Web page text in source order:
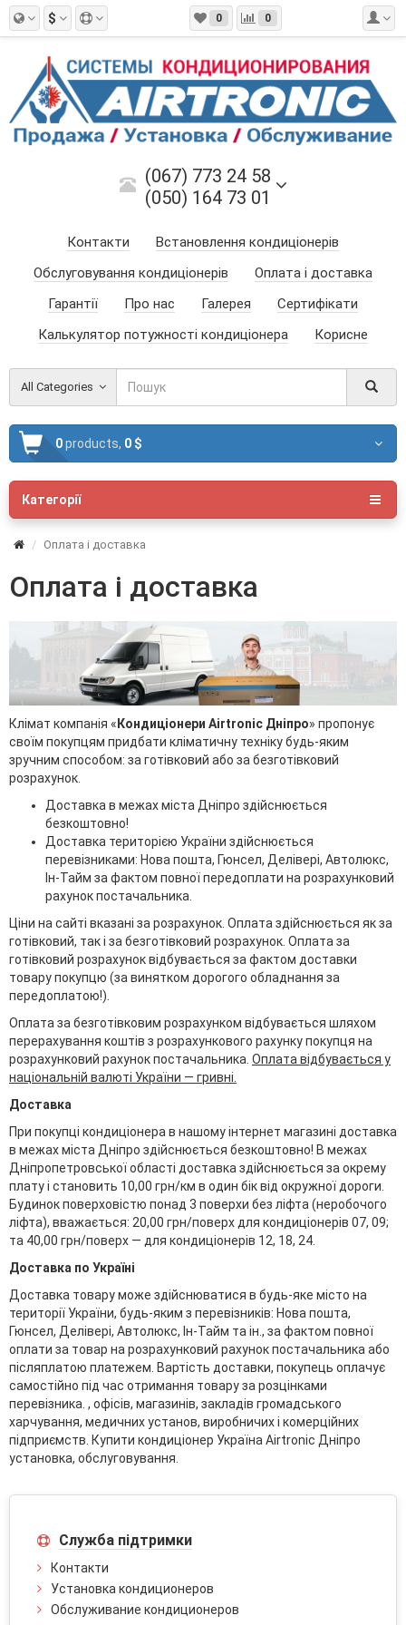
$ 0 0
(067) 773 24 58
(050) 164 73 01
Контакти
Встановлення кондиціонерів
Обслуговування кондиціонерів
Оплата і доставка
Гарантії
Про нас Галерея
Сертифікати
Калькулятор потужності кондиціонера
Корисне
All Categories
0products, 0 $
Категорії
Оплата і доставка
Оплата і доставка
Клімат компанія « Кондиціонери Airtronic Дніпро» пропонує
своїм покупцям придбати кліматичну техніку будь-яким
зручним способом: за готівковий або за безготівковий
розрахунок.
Доставка в межах міста Дніпро здійснюється
безкоштовно!
Доставка територією України здійснюється
перевізниками: Нова пошта, Гюнсел, Делівері, Автолюкс,
Ін-Тайм за фактом повної передоплати на розрахунковий
рахунок постачальника.
Ціни на сайті вказані за розрахунок. Оплата здійснюється як за
готівковий, так і за безготівковий розрахунок. Оплата за
готівковий розрахунок відбувається за фактом доставки
товару покупцю (за винятком дорогого обладнання за
передоплатою!).
Оплата за безготівковим розрахунком відбувається шляхом
перерахування коштів з розрахункового рахунку покупця на
розрахунковий рахунок постачальника. Оплата відбувається у
національній валюті України — гривні.
Доставка
При покупці кондиціонера в нашому інтернет магазині доставка
в межах міста Дніпро здійснюється безкоштовно! В межах
Дніпропетровської області доставка здійснюється за окрему
плату і становить 10,00 грн/км в один бік від окружної дороги.
Будинок поверховістю понад 3 поверхи без ліфта (неробочого
ліфта), вважається: 20,00 грн/поверх для кондиціонерів 07, 09;
та 40,00 грн/поверх — для кондиціонерів 12, 18, 24.
Доставка по Україні
Доставка товару може здійснюватися в будь-яке місто на
території України, будь-яким з перевізників: Нова пошта,
Гюнсел, Делівері, Автолюкс, Ін-Тайм та ін., за фактом повної
оплати за товар на розрахунковий рахунок постачальника або
післяплатою платежем. Вартість доставки, покупець оплачує
самостійно під час отримання товару за розцінками
перевізника. , офісів, магазинів, закладів громадського
харчування, медичних установ, виробничих і комерційних
підприємств. Купити кондиціонер Україна Airtronic Дніпро
установка, обслуговування.
Служба підтримки
Контакти
Установка кондиционеров
Обслуживание кондиционеров